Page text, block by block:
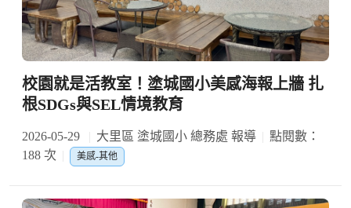
校園就是活教室！塗城國小美感海報上牆 扎
根SDGs與SEL情境教育
2026-05-29 大里區 塗城國小 總務處 報導
點閱數：
188 次
美感-其他